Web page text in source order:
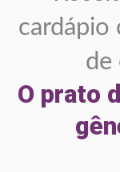
cardápio
de
O prato